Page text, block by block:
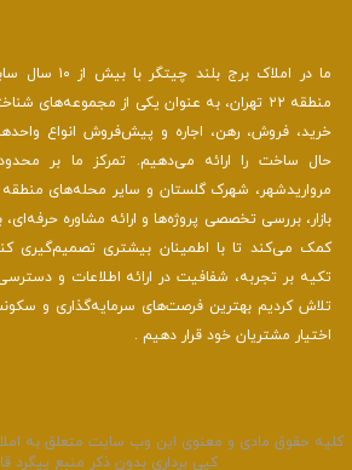
ما در املاک برج
منطقه ۲۲ تهران، به عنوان یکی از مجموعه‌های
خرید، فروش، رهن، اجاره و پیش‌فروش انواع
حال ساخت را ارائه می‌دهیم. تمرکز ما بر
بازار، بررسی تخصصی پروژه‌ها و ارائه مشاوره حرفه‌ای،
کمک می‌کند تا با اطمینان بیشتری تصمیم‌گیری
تکیه بر تجربه، شفافیت در ارائه اطلاعات و دسترسی
اختیار مشتریان خود قرار دهیم .
حقوق مادی و معنوی این وب سایت متعلق به املاک
کپی برداری بدون ذکر منبع پیگرد